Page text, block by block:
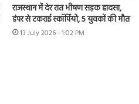
राजस्थान में देर रात भीषण सड़क हादसा,
डंपर से टकराई स्कॉर्पियो, 5 युवकों की मौत
13 July 2026 - 1:02 PM